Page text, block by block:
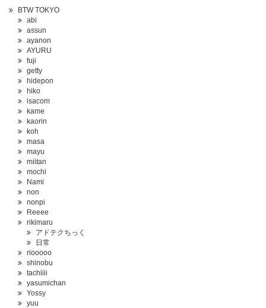
BTW TOKYO
abi
assun
ayanon
AYURU
fuji
getty
hidepon
hiko
isacom
kame
kaorin
koh
masa
mayu
miitan
mochi
Nami
non
nonpi
Reeee
rikimaru
アドテクちっく
日常
riooooo
shinobu
tachiiii
yasumichan
Yossy
yuu